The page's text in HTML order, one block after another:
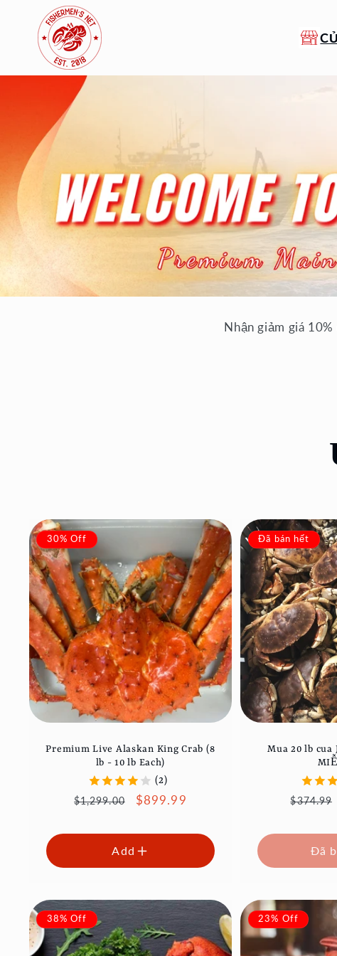
Chuyển
đến nội
dung
Nhận giảm giá
30% Off
Premium Live Alaskan King Crab (8
lb - 10 lb Each)
(2)
Giá
thường
$1,299.00
Giá
đãi
$899.99
Add
Đã bán hết
Mua 20 lb cua
Giá
thường
$374.99
Đã
38% Off 23% Off